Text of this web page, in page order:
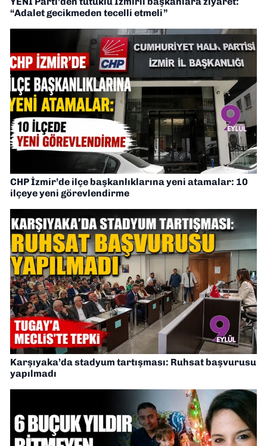
“Adalet gecikmeden tecelli etmeli”
CHP İzmir’de ilçe başkanlıklarına yeni atamalar: 10
ilçeye yeni görevlendirme
Karşıyaka’da stadyum tartışması: Ruhsat başvurusu
yapılmadı